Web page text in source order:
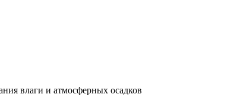
влаги и атмосферных осадков